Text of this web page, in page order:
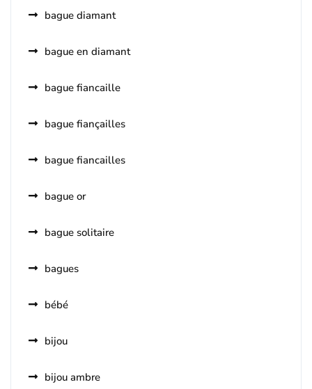
bague diamant
bague en diamant
bague fiancaille
bague fiançailles
bague fiancailles
bague or
bague solitaire
bagues
bébé
bijou
bijou ambre